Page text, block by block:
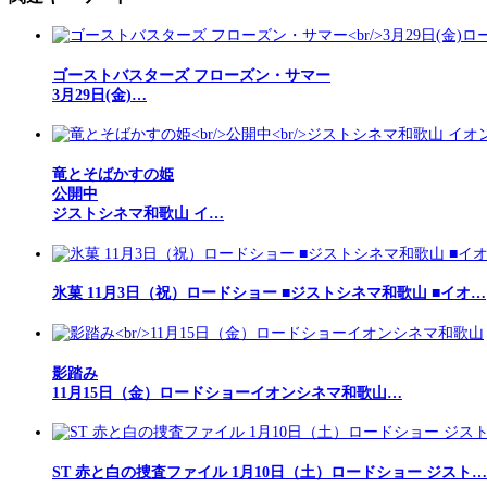
ゴーストバスターズ フローズン・サマー
3月29日(金)…
竜とそばかすの姫
公開中
ジストシネマ和歌山 イ…
氷菓 11月3日（祝）ロードショー ■ジストシネマ和歌山 ■イオ…
影踏み
11月15日（金）ロードショーイオンシネマ和歌山…
ST 赤と白の捜査ファイル 1月10日（土）ロードショー ジスト…